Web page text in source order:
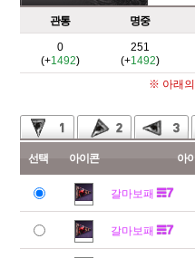
관통 명중
0
(+1492)
251
(+1492)
※ 아래의
선택 아이콘 아
갈마보패
갈마보패